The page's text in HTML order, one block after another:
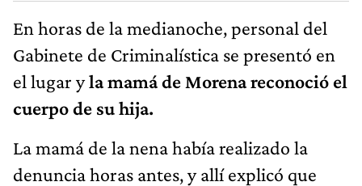
En horas de la medianoche, personal del
Gabinete de Criminalística se presentó en
el lugar yla mamá de Morena reconoció el
cuerpo de su hija.
La mamá de la nena había realizado la
denuncia horas antes, y allí explicó que